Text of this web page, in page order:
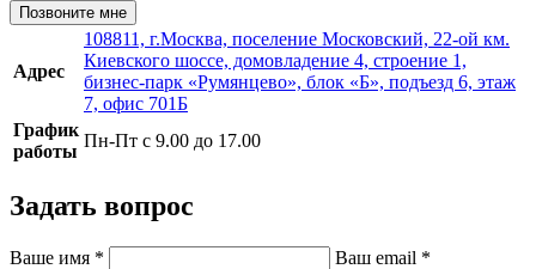
Позвоните мне
Адрес
108811, г.Москва, поселение Московский, 22-ой км.
Киевского шоссе, домовладение 4, строение 1,
бизнес-парк «Румянцево», блок «Б», подъезд 6, этаж
7, офис 701Б
График
работы
Пн-Пт с 9.00 до 17.00
Задать вопрос
Ваше имя * Ваш email *